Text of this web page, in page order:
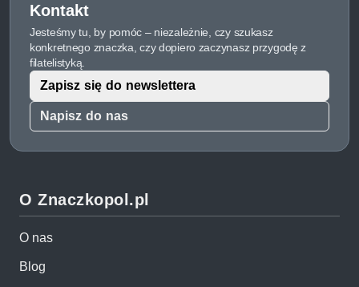
Kontakt
Jesteśmy tu, by pomóc – niezależnie, czy szukasz
konkretnego znaczka, czy dopiero zaczynasz przygodę z
filatelistyką.
Napisz do nas
Zapisz się do newslettera
O Znaczkopol.pl
O nas
Blog